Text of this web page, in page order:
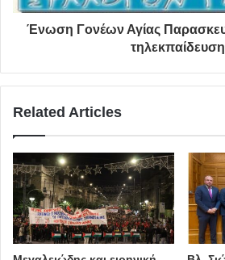
Ένωση Γονέων Αγίας
Related Articles